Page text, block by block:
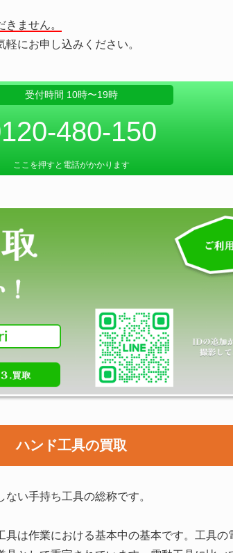
きません。
にお申し込みください。
受付時間 10時〜19時
480-150
ここを押すと電話がかかります
ハンド工具の買取
い手持ち工具の総称です。
は作業における基本中の基本です。工具